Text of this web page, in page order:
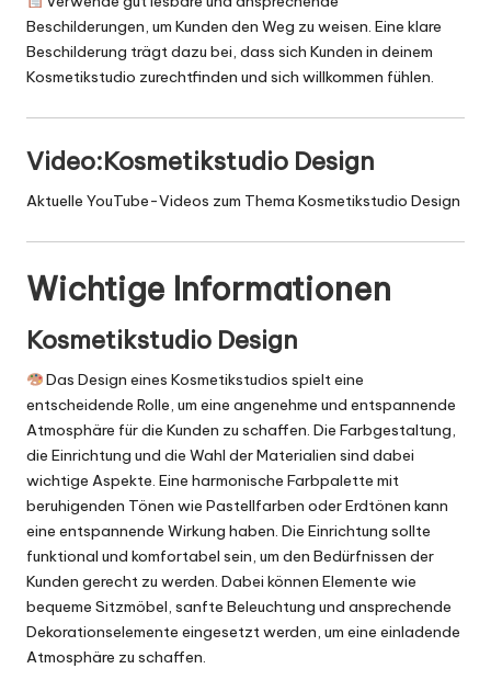
Beschilderungen, um Kunden den Weg zu weisen. Eine klare
Beschilderung trägt dazu bei, dass sich Kunden in deinem
Kosmetikstudio zurechtfinden und sich willkommen fühlen.
Video:Kosmetikstudio Design
Aktuelle YouTube-Videos zum Thema Kosmetikstudio Design
Wichtige Informationen
Kosmetikstudio Design
Das Design eines Kosmetikstudios spielt eine
entscheidende Rolle, um eine angenehme und entspannende
Atmosphäre für die Kunden zu schaffen. Die Farbgestaltung,
die Einrichtung und die Wahl der Materialien sind dabei
wichtige Aspekte. Eine harmonische Farbpalette mit
beruhigenden Tönen wie Pastellfarben oder Erdtönen kann
eine entspannende Wirkung haben. Die Einrichtung sollte
funktional und komfortabel sein, um den Bedürfnissen der
Kunden gerecht zu werden. Dabei können Elemente wie
bequeme Sitzmöbel, sanfte Beleuchtung und ansprechende
Dekorationselemente eingesetzt werden, um eine einladende
Atmosphäre zu schaffen.